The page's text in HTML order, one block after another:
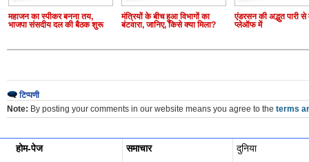
महाजन का स्पीकर बनना तय,
भाजपा संसदीय दल की बैठक शुरू
मंत्रियों के बीच हुआ विभागों का
बंटवारा, जानिए, किसे क्या मिला?
एंडरसन की अद्भुत पारी से
प्लेऑफ में
टिप्पणी
Note: By posting your comments in our website means you agree to the terms
होम-पेज समाचार
दुनिया